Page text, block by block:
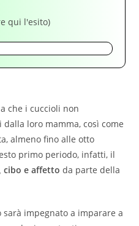
qui l'esito)
che i cuccioli non
loro mamma, così come
almeno fino alle otto
primo periodo, infatti, il
cibo e affetto da parte della
sarà impegnato a imparare a